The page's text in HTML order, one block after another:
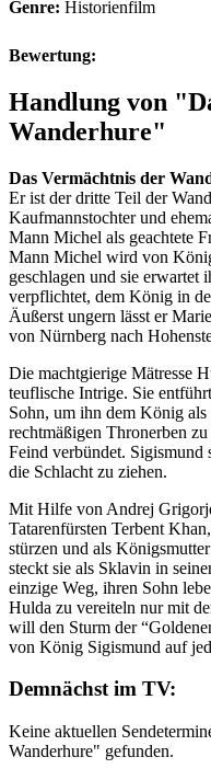
Genre: Historienfilm
Bewertung:
Handlung von
Wanderhure"
Das Vermächtnis der
Er ist der dritte Teil der
Kaufmannstochter und
Mann Michel als geachtete
Mann Michel wird von
geschlagen und sie
verpflichtet, dem König in
Äußerst ungern lässt er
von Nürnberg nach
Die machtgierige Mätresse
teuflische Intrige. Sie
Sohn, um ihn dem König
rechtmäßigen Thronerben
Feind verbündet. Sigismund
die Schlacht zu ziehen.
Mit Hilfe von Andrej
Tatarenfürsten Terbent
stürzen und als
steckt sie als Sklavin in
einzige Weg, ihren Sohn
Hulda zu vereiteln nur mit
will den Sturm der
von König Sigismund auf
Demnächst im TV:
Keine aktuellen
Wanderhure" gefunden.